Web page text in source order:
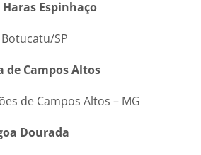
Espinhaço
SP
de Campos Altos
de Campos Altos – MG
Dourada